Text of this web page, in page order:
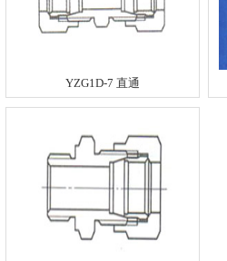
YZG1D-7 直通